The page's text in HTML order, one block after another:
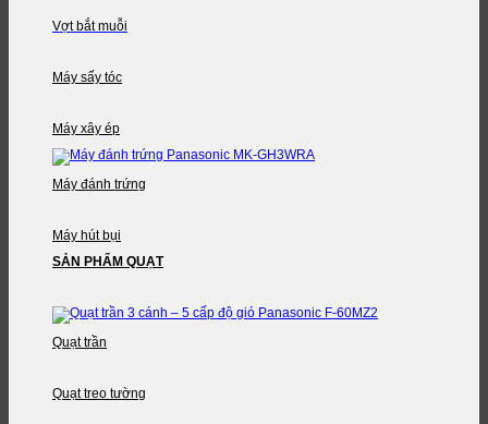
Vợt bắt muỗi
Máy sấy tóc
Máy xây ép
Máy đánh trứng
Máy hút bụi
SẢN PHẨM QUẠT
Quạt trần
Quạt treo tường